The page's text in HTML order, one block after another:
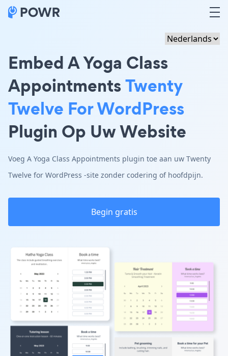
Embed A Yoga Class
AppointmentsTwenty
Twelve For WordPress
Plugin Op Uw Website
Voeg A Yoga Class Appointments plugin toe aan uw Twenty
Twelve for WordPress -site zonder codering of hoofdpijn.
Begin gratis